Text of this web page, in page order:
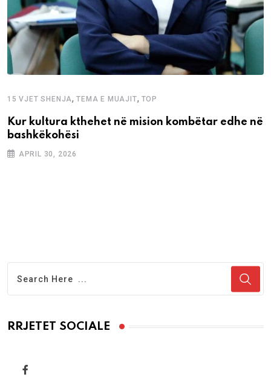
15 VJET SHENJA,TEMA E MUAJIT, TOP
Kur kultura kthehet në mision kombëtar edhe në
bashkëkohësi
APRIL 30, 2026
RRJETET SOCIALE